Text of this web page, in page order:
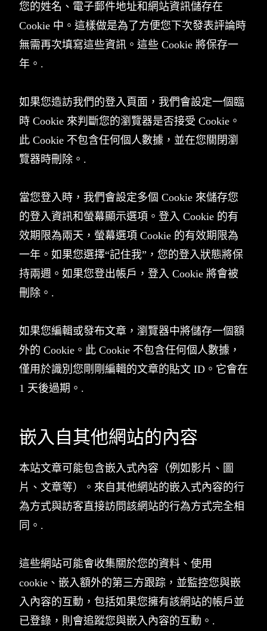
您的姓名、電子郵件地址和網站資訊儲存在
Cookie 中。這樣做是為了方便您下次發表評論時
無需再次填寫這些資訊。這些 Cookie 將保存一
年。.
如果您造訪我們的登入頁面，我們會設定一個臨
時 Cookie 來判斷您的瀏覽器是否接受 Cookie。
此 Cookie 不包含任何個人數據，並在您關閉瀏
覽器時刪除。.
當您登入時，我們會設定多個 Cookie 來儲存您
的登入資訊和螢幕顯示選項。登入 Cookie 的有
效期限為兩天，螢幕選項 Cookie 的有效期限為
一年。如果您選擇“記住我”，您的登入狀態將保
持兩週。如果您登出帳戶，登入 Cookie 將會被
刪除。.
如果您編輯或發布文章，瀏覽器中將儲存一個額
外的 Cookie。此 Cookie 不包含任何個人數據，
僅用於識別您剛剛編輯的文章的貼文 ID。它會在
1 天後過期。.
嵌入自其他網站的內容
本站文章可能包含嵌入式內容（例如影片、圖
片、文章等）。來自其他網站的嵌入式內容的行
為方式與訪客直接訪問該網站的行為方式完全相
同。.
這些網站可能會收集關於您的資料、使用
cookie、嵌入額外的第三方跟踪，並監控您與嵌
入內容的互動，包括如果您擁有該網站的帳戶並
已登錄，則會追蹤您與嵌入內容的互動。.